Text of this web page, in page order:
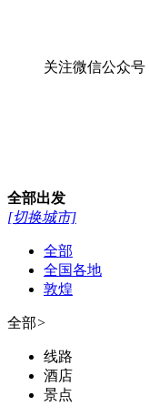
关注微信公众号
全部出发
[切换城市]
全部
全国各地
敦煌
全部>
线路
酒店
景点